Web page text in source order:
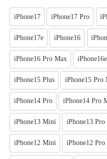
iPhone17 iPhone17 Pro
iPhone17e iPhone16
iPhone16 Pro Max iPhone16e
iPhone15 Plus iPhone15 Pro
iPhone14 Pro iPhone14 Pro
iPhone13 Mini iPhone13 Pro
iPhone12 Mini iPhone12 Pro